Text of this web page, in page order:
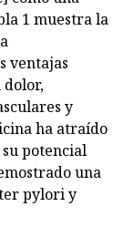
1 muestra la
ventajas
dolor,
y
ha atraído
potencial
una
pylori y